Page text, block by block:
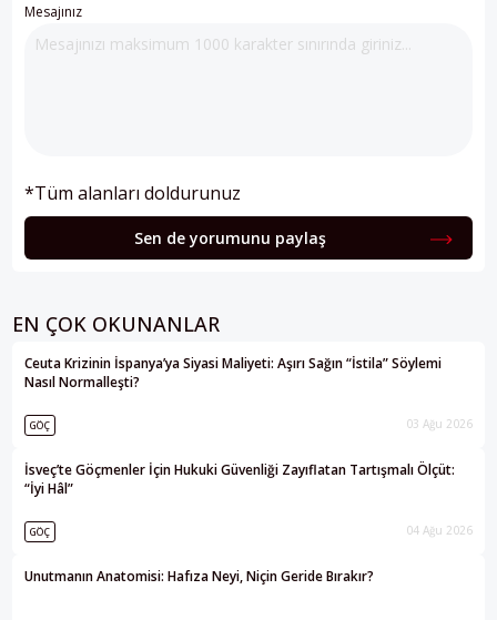
Mesajınız
*Tüm alanları doldurunuz
Sen de yorumunu paylaş
EN ÇOK OKUNANLAR
Ceuta Krizinin İspanya’ya Siyasi Maliyeti: Aşırı Sağın “İstila” Söylemi
Nasıl Normalleşti?
GÖÇ 03 Ağu 2026
İsveç’te Göçmenler İçin Hukuki Güvenliği Zayıflatan Tartışmalı Ölçüt:
“İyi Hâl”
GÖÇ 04 Ağu 2026
Unutmanın Anatomisi: Hafıza Neyi, Niçin Geride Bırakır?